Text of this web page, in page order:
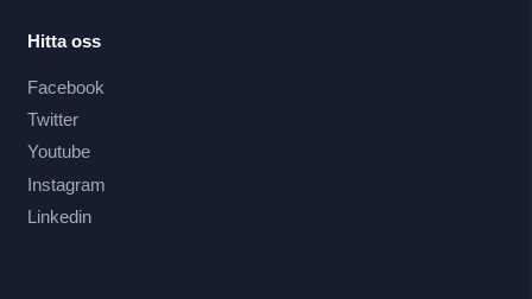
Hitta oss
Facebook
Twitter
Youtube
Instagram
Linkedin